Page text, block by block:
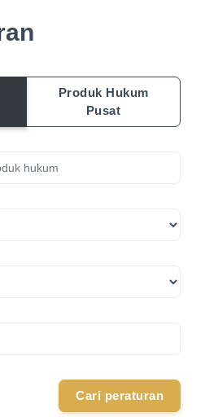
Produk Hukum
Pusat
Cari peraturan